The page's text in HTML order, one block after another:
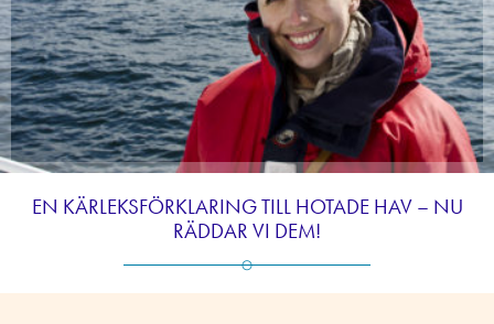
EN KÄRLEKSFÖRKLARING TILL HOTADE HAV – NU
RÄDDAR VI DEM!